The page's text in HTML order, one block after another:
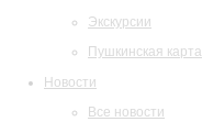
Экскурсии
Пушкинская карта
Новости
Все новости